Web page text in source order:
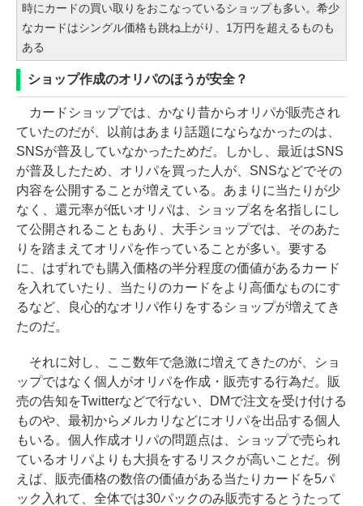
時にカードの買い取りをおこなっているショップも多い。希少
なカードはシングル価格も跳ね上がり、1万円を超えるものも
ある
ショップ作成のオリパのほうが安全？
カードショップでは、かなり昔からオリパが販売され
ていたのだが、以前はあまり話題にならなかったのは、
SNSが普及していなかったためだ。しかし、最近はSNS
が普及したため、オリパを買った人が、SNSなどでその
内容を公開することが増えている。あまりに当たりが少
なく、還元率が低いオリパは、ショップ名を名指しにし
て公開されることもあり、大手ショップでは、そのあた
りを踏まえてオリパを作っていることが多い。要する
に、はずれでも購入価格の半分程度の価値があるカード
を入れていたり、当たりのカードをより高価なものにす
るなど、良心的なオリパ作りをするショップが増えてき
たのだ。
それに対し、ここ数年で急激に増えてきたのが、ショ
ップではなく個人がオリパを作成・販売する行為だ。販
売の告知をTwitterなどで行ない、DMで注文を受け付ける
ものや、最初からメルカリなどにオリパを出品する個人
もいる。個人作成オリパの問題点は、ショップで売られ
ているオリパよりも大損をするリスクが高いことだ。例
えば、販売価格の数倍の価値がある当たりカードを5パ
ック入れて、全体では30パックのみ販売するとうたって